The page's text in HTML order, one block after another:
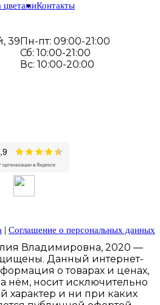
39Пн-пт: 09:00-21:00
Сб: 10:00-21:00
Вс: 10:00-20:00
цветамиКонтакты
| Соглашение о персональных данных
Владимировна, 2020 —
Данный интернет-
о товарах и ценах,
нём, носит исключительно
и ни при каких